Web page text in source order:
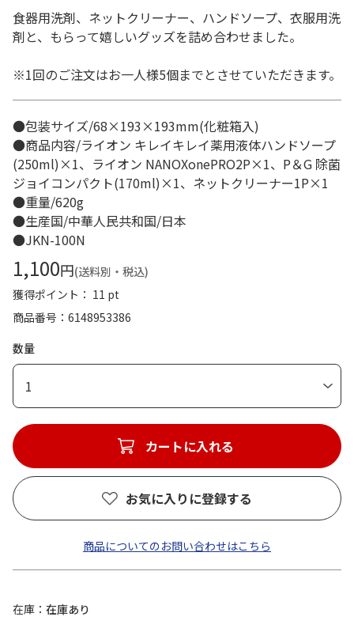
食器用洗剤、ネットクリーナー、ハンドソープ、衣服用洗
剤と、もらって嬉しいグッズを詰め合わせました。
※1回のご注文はお一人様5個までとさせていただきます。
●包装サイズ/68×193×193mm(化粧箱入)
●商品内容/ライオン キレイキレイ薬用液体ハンドソープ
(250ml)×1、ライオン NANOXonePRO2P×1、P＆G 除菌
ジョイコンパクト(170ml)×1、ネットクリーナー1P×1
●重量/620g
●生産国/中華人民共和国/日本
●JKN-100N
1,100円(送料別・税込)
獲得ポイント： 11 pt
商品番号
6148953386
数量
1
カートに入れる
お気に入りに登録する
商品についてのお問い合わせはこちら
在庫
在庫あり